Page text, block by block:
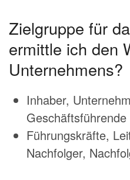
Zielgruppe für
ermittle ich den
Unternehmens?
Inhaber,
Führungskräfte,
Nachfolger,